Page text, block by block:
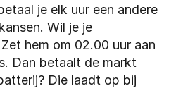
je elk uur een andere
Wil je je
hem om 02.00 uur aan
Dan betaalt de markt
Die laadt op bij